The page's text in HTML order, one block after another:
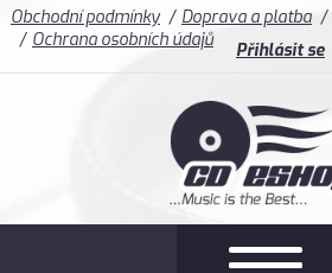
Obchodní podmínky Doprava a platba
Ochrana osobních údajů
Přihlásit se